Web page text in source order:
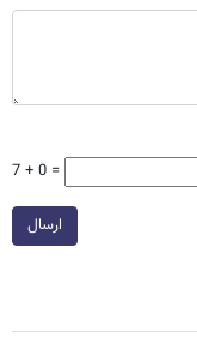
7 + 0 =
ارسال